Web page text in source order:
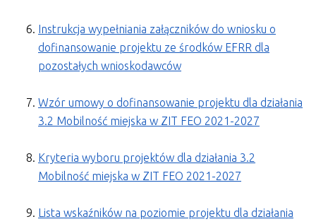
Instrukcja wypełniania załączników do wniosku o
dofinansowanie projektu ze środków EFRR dla
pozostałych wnioskodawców
Wzór umowy o dofinansowanie projektu dla działania
3.2 Mobilność miejska w ZIT FEO 2021-2027
Kryteria wyboru projektów dla działania 3.2
Mobilność miejska w ZIT FEO 2021-2027
Lista wskaźników na poziomie projektu dla działania